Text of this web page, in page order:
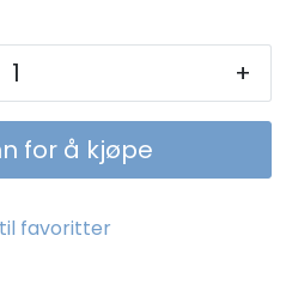
+
for å kjøpe
favoritter